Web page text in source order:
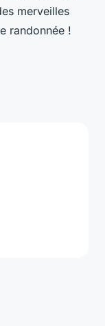
merveilles
randonnée !